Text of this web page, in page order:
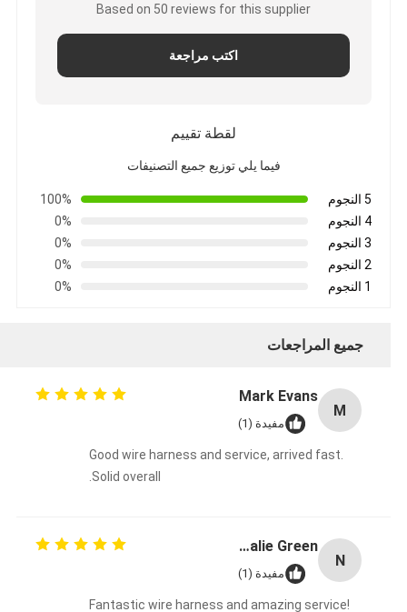
Based on 50 reviews for this supplier
اكتب مراجعة
لقطة تقييم
فيما يلي توزيع جميع التصنيفات
5 النجوم
100%
4 النجوم
0%
3 النجوم
0%
2 النجوم
0%
1 النجوم
0%
جميع المراجعات
M
Mark Evans
مفيدة (1)
Good wire harness and service, arrived fast.
Solid overall.
N
Natalie Green
مفيدة (1)
Fantastic wire harness and amazing service!